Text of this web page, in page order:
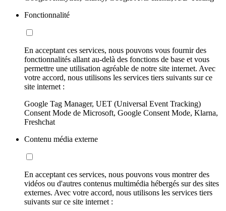
Fonctionnalité
En acceptant ces services, nous pouvons vous fournir des
fonctionnalités allant au-delà des fonctions de base et vous
permettre une utilisation agréable de notre site internet. Avec
votre accord, nous utilisons les services tiers suivants sur ce
site internet :
Google Tag Manager, UET (Universal Event Tracking)
Consent Mode de Microsoft, Google Consent Mode, Klarna,
Freshchat
Contenu média externe
En acceptant ces services, nous pouvons vous montrer des
vidéos ou d'autres contenus multimédia hébergés sur des sites
externes. Avec votre accord, nous utilisons les services tiers
suivants sur ce site internet :